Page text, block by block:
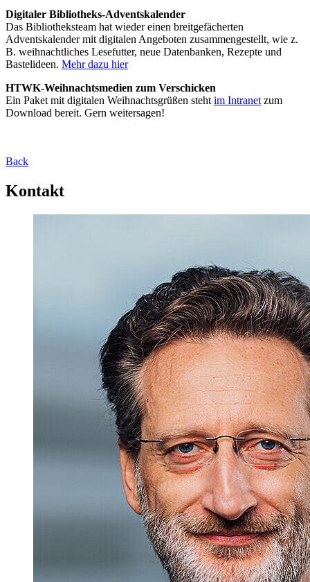
Digitaler Bibliotheks-Adventskalender
Das Bibliotheksteam hat wieder einen breitgefächerten
Adventskalender mit digitalen Angeboten zusammengestellt, wie z.
B. weihnachtliches Lesefutter, neue Datenbanken, Rezepte und
Bastelideen. Mehr dazu hier
HTWK-Weihnachtsmedien zum Verschicken
Ein Paket mit digitalen Weihnachtsgrüßen steht im Intranet zum
Download bereit. Gern weitersagen!
Back
Kontakt